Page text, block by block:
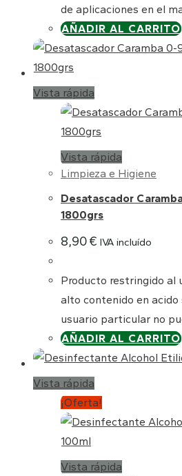
de aplicaciones en el
AÑADIR AL CARRITO
Vista rápida
Vista rápida
Limpieza e Higiene
Desatascador
1800grs
8,90€ IVA incluído
Producto restringido al
alto contenido en acido
usuario particular no
AÑADIR AL CARRITO
Vista rápida
¡Oferta!
Vista rápida